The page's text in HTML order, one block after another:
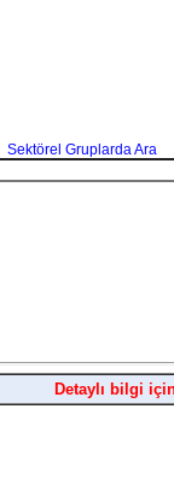
Sektörel Gruplarda Ara
Detaylı bilgi